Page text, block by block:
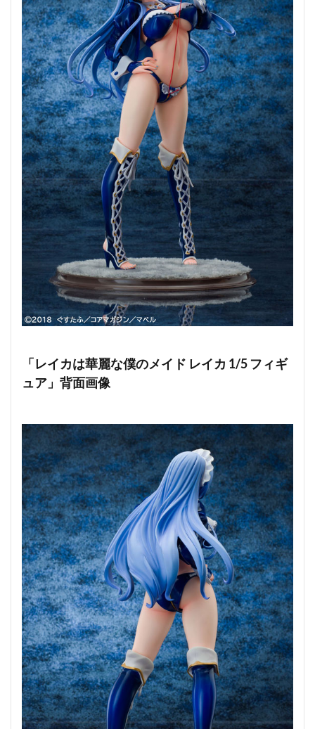
「レイカは華麗な僕のメイド レイカ 1/5 フィギ
ュア」背面画像